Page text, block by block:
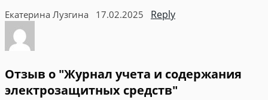
Екатерина Лузгина 17.02.2025 Reply
Отзыв о "Журнал учета и содержания
электрозащитных средств"